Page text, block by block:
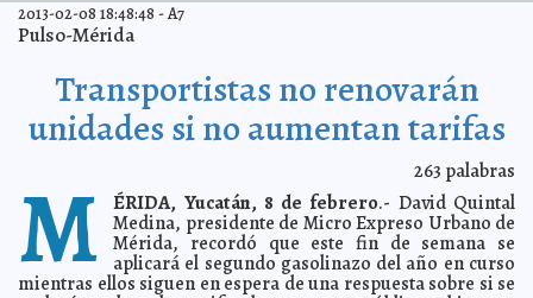
2013-02-10 06:09:22 Bienvenidos al Año de la Serpiente
Monforte
2013-02-09 20:47:57 Hay módulos de la Fiscalía en San Juan y Montejo Mari
Tere Menéndez Monforte
2013-02-09 20:27:16 Habría una civilización inteligente por cada millón de
2013-02-09 20:06:57 Industria camaronera en Campeche podría
desaparecer A7
2013-02-09 20:04:15 El 'Curiosity' recoge primera muestra de roca marciana
A7
2013-02-09 19:44:18 Policía Municipal detiene a ocho enfiestados A7
2013-02-08 18:48:48 -A7
Pulso-Mérida
Transportistas no renovarán
unidades si no aumentan tarifas
263 palabras
M ÉRIDA, Yucatán, 8 de febrero.- David Quintal
Medina, presidente de Micro Expreso Urbano de
Mérida, recordó que este fin de semana se
aplicará el segundo gasolinazo del año en curso
mientras ellos siguen en espera de una respuesta sobre si se